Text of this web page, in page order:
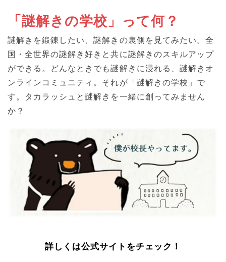
「謎解きの学校」って何？
謎解きを鍛錬したい、謎解きの裏側を見てみたい。全
国・全世界の謎解き好きと共に謎解きのスキルアップ
ができる。どんなときでも謎解きに浸れる、謎解きオ
ンラインコミュニティ。それが「謎解きの学校」で
す。タカラッシュと謎解きを一緒に創ってみません
か？
詳しくは公式サイトをチェック！